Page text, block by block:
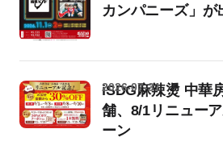
カンパニーズ」が
iSDG麻辣燙 中華
舗、8/1リニュー
ーン
2026-07-31